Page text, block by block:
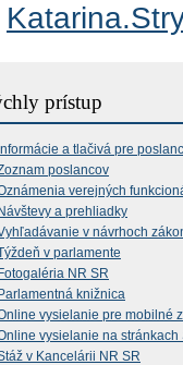
prístup
a tlačivá pre
poslancov
verejných
a prehliadky
v návrhoch
v parlamente
NR SR
knižnica
vysielanie pre mobilné
vysielanie na stránkach
v Kancelárii NR SR